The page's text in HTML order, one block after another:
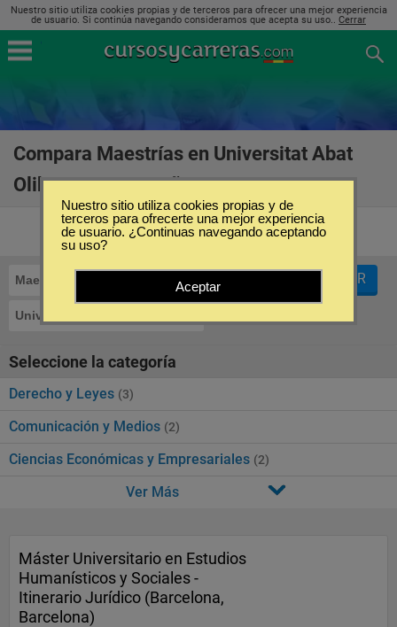
Nuestro sitio utiliza cookies propias y de terceros para ofrecer una mejor experiencia
de usuario. Si continúa navegando consideramos que acepta su uso.. Cerrar
Compara Maestrías en Universitat Abat
Oliba CEU en España
Maestrías
Universitat Abat Oliba CEU
FILTRAR
Seleccione la categoría
Derecho y Leyes (3)
Comunicación y Medios (2)
Ciencias Económicas y Empresariales (2)
Ver Más
Máster Universitario en Estudios
Humanísticos y Sociales -
Itinerario Jurídico (Barcelona,
Barcelona)
Nuestro sitio utiliza cookies propias y de
terceros para ofrecerte una mejor experiencia
de usuario. ¿Continuas navegando aceptando
su uso?
Aceptar